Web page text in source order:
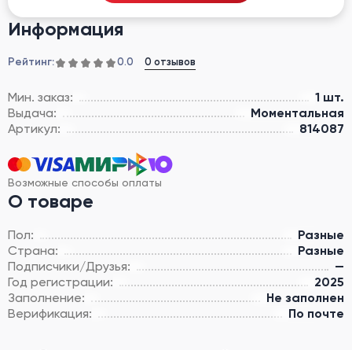
Информация
Рейтинг: 0.0 0 отзывов
Мин. заказ:
1 шт.
Выдача:
Моментальная
Артикул:
814087
Возможные способы оплаты
О товаре
Пол:
Разные
Страна:
Разные
Подписчики/Друзья:
—
Год регистрации:
2025
Заполнение:
Не заполнен
Верификация:
По почте